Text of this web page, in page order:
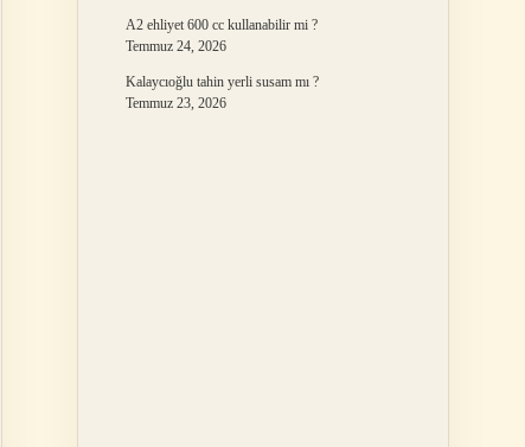
A2 ehliyet 600 cc kullanabilir mi ?
Temmuz 24, 2026
Kalaycıoğlu tahin yerli susam mı ?
Temmuz 23, 2026